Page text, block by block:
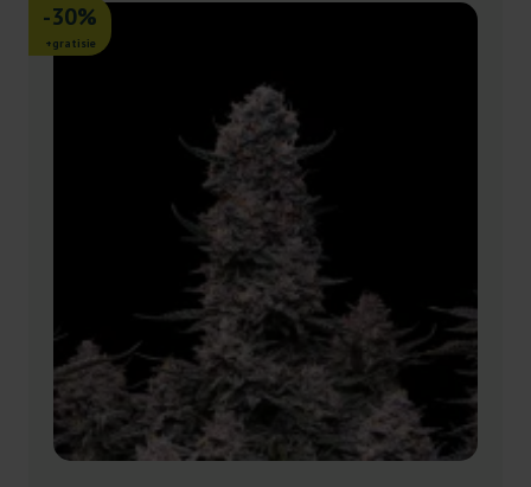
-30%
+gratisie